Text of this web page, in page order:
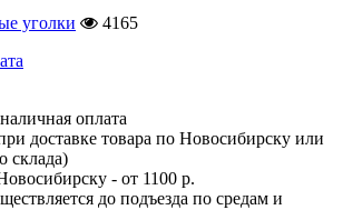
уголки
4165
оплата
доставке товара по Новосибирску или
склада)
- от 1100 р.
до подъезда по средам и